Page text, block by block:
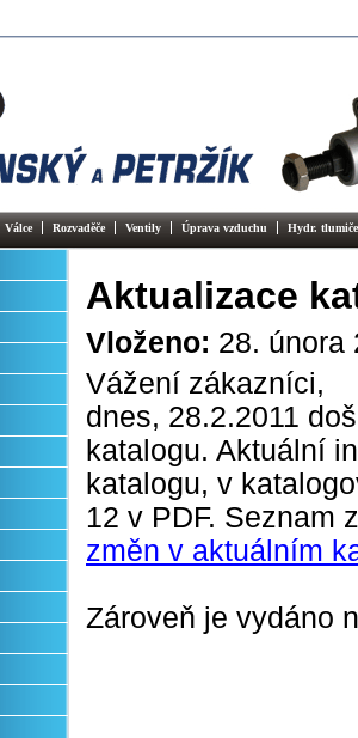
Válce Rozvaděče Ventily Úprava vzduchu Hydr.
Aktualizace
Vloženo: 28. února
Vážení zákazníci,
dnes, 28.2.2011
katalogu. Aktuální
katalogu, v
12 v PDF. Seznam
změn v aktuálním
Zároveň je vydáno